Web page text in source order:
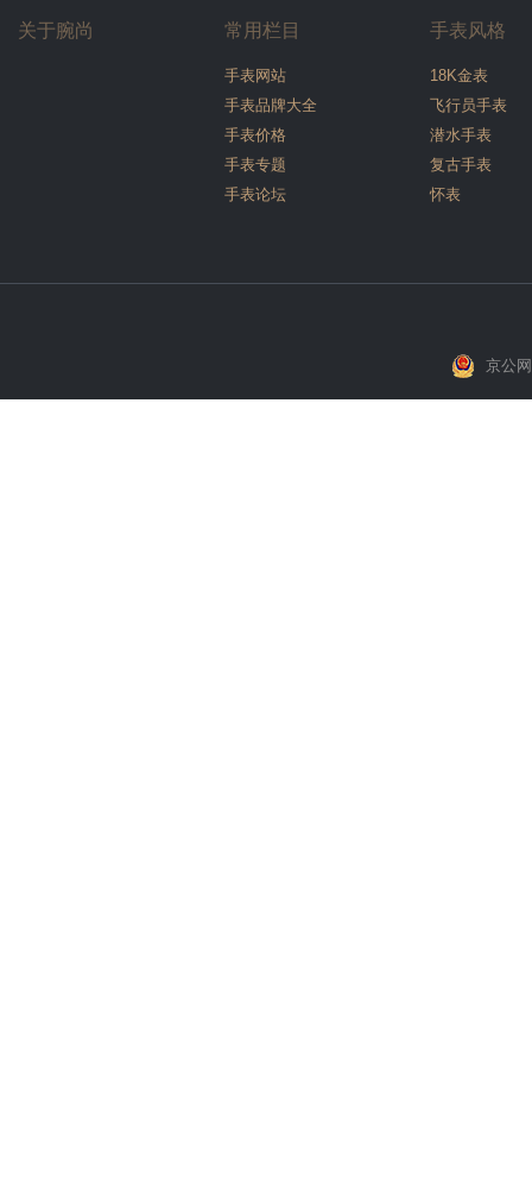
关于腕尚 常用栏目
手表网站
手表品牌大全
手表价格
手表专题
手表论坛
手表风格
18K金表
飞行员手表
潜水手表
复古手表
怀表
京公